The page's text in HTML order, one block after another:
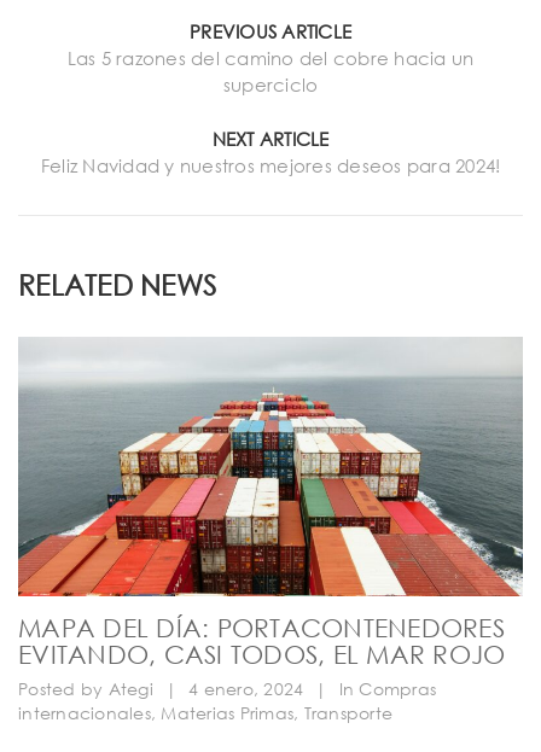
PREVIOUS ARTICLE
Las 5 razones del camino del cobre hacia un
superciclo
NEXT ARTICLE
Feliz Navidad y nuestros mejores deseos para 2024!
RELATED NEWS
MAPA DEL DÍA: PORTACONTENEDORES
EVITANDO, CASI TODOS, EL MAR ROJO
Posted by Ategi | 4 enero, 2024 | In Compras
internacionales, Materias Primas, Transporte